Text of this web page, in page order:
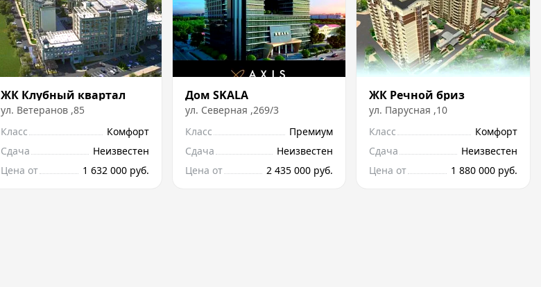
ЖК Клубный квартал
ул. Ветеранов ,85
Класс
Комфорт
Сдача
Неизвестен
Цена от
1 632 000 руб.
Дом SKALA
ул. Северная ,269/3
Класс
Премиум
Сдача
Неизвестен
Цена от
2 435 000 руб.
ЖК Речной бриз
ул. Парусная ,10
Класс
Комфорт
Сдача
Неизвестен
Цена от
1 880 000 руб.